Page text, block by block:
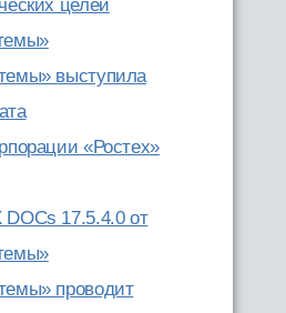
целей
выступила
«Ростех»
17.5.4.0 от
проводит